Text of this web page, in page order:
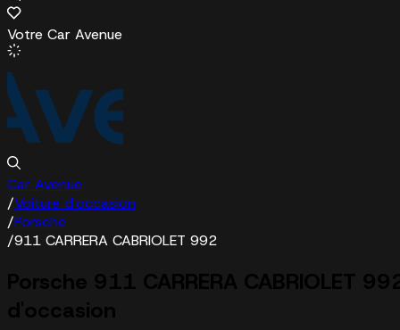
Votre Car Avenue
Car Avenue
/Voiture d'occasion
/Porsche
/911 CARRERA CABRIOLET 992